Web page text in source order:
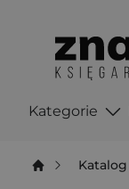
Kategorie
Katalog